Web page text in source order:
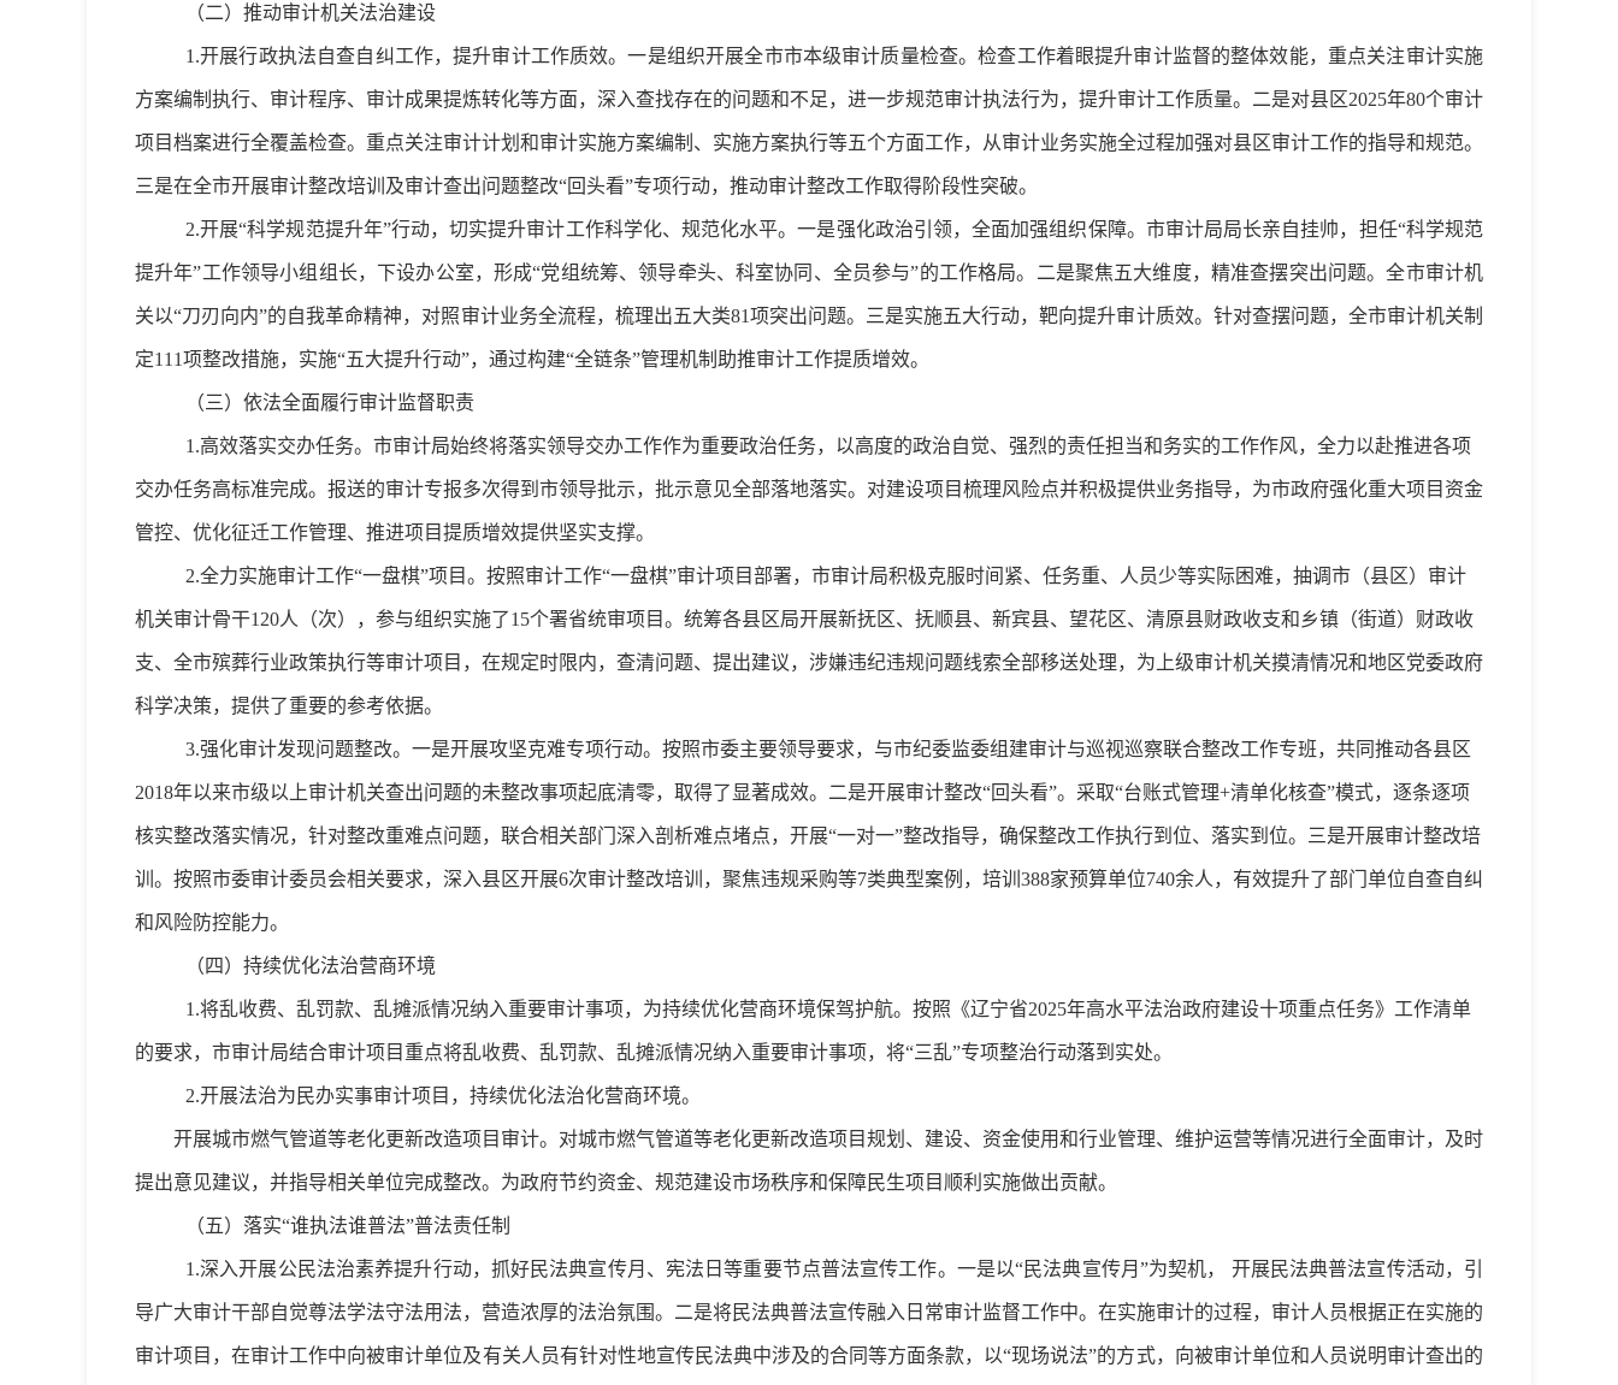
（二）推动审计机关法治建设
1.开展行政执法自查自纠工作，提升审计工作质效。一是组织开展全市市本级审计质量检查。检查工作着眼提升审计监督的整体效能，重点关注审计实施
方案编制执行、审计程序、审计成果提炼转化等方面，深入查找存在的问题和不足，进一步规范审计执法行为，提升审计工作质量。二是对县区2025年80个审计
项目档案进行全覆盖检查。重点关注审计计划和审计实施方案编制、实施方案执行等五个方面工作，从审计业务实施全过程加强对县区审计工作的指导和规范。
三是在全市开展审计整改培训及审计查出问题整改“回头看”专项行动，推动审计整改工作取得阶段性突破。
2.开展“科学规范提升年”行动，切实提升审计工作科学化、规范化水平。一是强化政治引领，全面加强组织保障。市审计局局长亲自挂帅，担任“科学规范
提升年”工作领导小组组长，下设办公室，形成“党组统筹、领导牵头、科室协同、全员参与”的工作格局。二是聚焦五大维度，精准查摆突出问题。全市审计机
关以“刀刃向内”的自我革命精神，对照审计业务全流程，梳理出五大类81项突出问题。三是实施五大行动，靶向提升审计质效。针对查摆问题，全市审计机关制
定111项整改措施，实施“五大提升行动”，通过构建“全链条”管理机制助推审计工作提质增效。
（三）依法全面履行审计监督职责
1.高效落实交办任务。市审计局始终将落实领导交办工作作为重要政治任务，以高度的政治自觉、强烈的责任担当和务实的工作作风，全力以赴推进各项
交办任务高标准完成。报送的审计专报多次得到市领导批示，批示意见全部落地落实。对建设项目梳理风险点并积极提供业务指导，为市政府强化重大项目资金
管控、优化征迁工作管理、推进项目提质增效提供坚实支撑。
2.全力实施审计工作“一盘棋”项目。按照审计工作“一盘棋”审计项目部署，市审计局积极克服时间紧、任务重、人员少等实际困难，抽调市（县区）审计
机关审计骨干120人（次），参与组织实施了15个署省统审项目。统筹各县区局开展新抚区、抚顺县、新宾县、望花区、清原县财政收支和乡镇（街道）财政收
支、全市殡葬行业政策执行等审计项目，在规定时限内，查清问题、提出建议，涉嫌违纪违规问题线索全部移送处理，为上级审计机关摸清情况和地区党委政府
科学决策，提供了重要的参考依据。
3.强化审计发现问题整改。一是开展攻坚克难专项行动。按照市委主要领导要求，与市纪委监委组建审计与巡视巡察联合整改工作专班，共同推动各县区
2018年以来市级以上审计机关查出问题的未整改事项起底清零，取得了显著成效。二是开展审计整改“回头看”。采取“台账式管理+清单化核查”模式，逐条逐项
核实整改落实情况，针对整改重难点问题，联合相关部门深入剖析难点堵点，开展“一对一”整改指导，确保整改工作执行到位、落实到位。三是开展审计整改培
训。按照市委审计委员会相关要求，深入县区开展6次审计整改培训，聚焦违规采购等7类典型案例，培训388家预算单位740余人，有效提升了部门单位自查自纠
和风险防控能力。
（四）持续优化法治营商环境
1.将乱收费、乱罚款、乱摊派情况纳入重要审计事项，为持续优化营商环境保驾护航。按照《辽宁省2025年高水平法治政府建设十项重点任务》工作清单
的要求，市审计局结合审计项目重点将乱收费、乱罚款、乱摊派情况纳入重要审计事项，将“三乱”专项整治行动落到实处。
2.开展法治为民办实事审计项目，持续优化法治化营商环境。
开展城市燃气管道等老化更新改造项目审计。对城市燃气管道等老化更新改造项目规划、建设、资金使用和行业管理、维护运营等情况进行全面审计，及时
提出意见建议，并指导相关单位完成整改。为政府节约资金、规范建设市场秩序和保障民生项目顺利实施做出贡献。
（五）落实“谁执法谁普法”普法责任制
1.深入开展公民法治素养提升行动，抓好民法典宣传月、宪法日等重要节点普法宣传工作。一是以“民法典宣传月”为契机， 开展民法典普法宣传活动，引
导广大审计干部自觉尊法学法守法用法，营造浓厚的法治氛围。二是将民法典普法宣传融入日常审计监督工作中。在实施审计的过程，审计人员根据正在实施的
审计项目，在审计工作中向被审计单位及有关人员有针对性地宣传民法典中涉及的合同等方面条款，以“现场说法”的方式，向被审计单位和人员说明审计查出的